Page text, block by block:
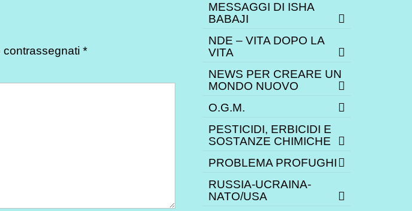
contrassegnati *
MESSAGGI DI ISHA
BABAJI
NDE – VITA DOPO LA
VITA
NEWS PER CREARE UN
MONDO NUOVO
O.G.M.
PESTICIDI, ERBICIDI E
SOSTANZE CHIMICHE
PROBLEMA PROFUGHI
RUSSIA-UCRAINA-
NATO/USA